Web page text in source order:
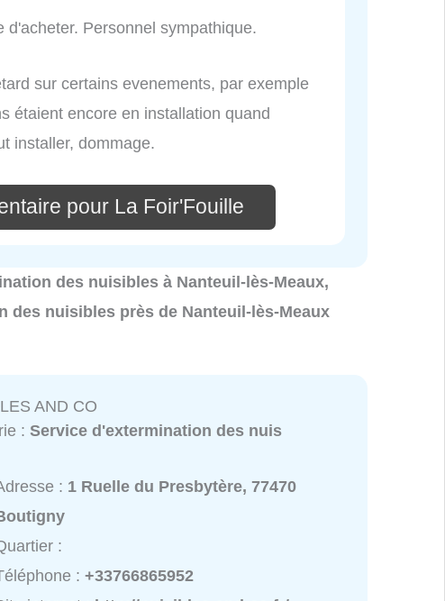
Personnel sympathique.
sur certains evenements, par exemple
étaient encore en installation quand
installer, dommage.
pour La Foir'Fouille
des nuisibles à Nanteuil-lès-Meaux,
des nuisibles près de Nanteuil-lès-Meaux
AND CO
:Service d'extermination des nuis
: 1 Ruelle du Presbytère, 77470
:
:+33766865952